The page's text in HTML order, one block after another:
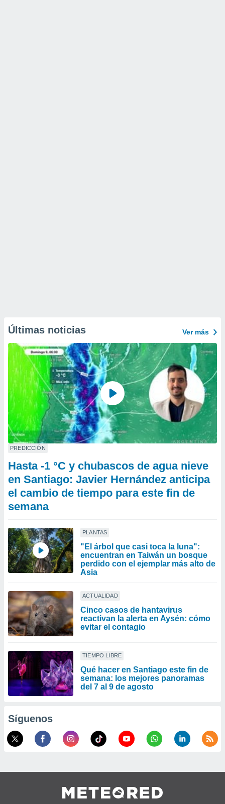
Últimas noticias Ver más
PREDICCIÓN
Hasta -1 °C y chubascos de agua nieve
en Santiago: Javier Hernández anticipa
el cambio de tiempo para este fin de
semana
PLANTAS
"El árbol que casi toca la luna":
encuentran en Taiwán un bosque
perdido con el ejemplar más alto de
Asia
ACTUALIDAD
Cinco casos de hantavirus
reactivan la alerta en Aysén: cómo
evitar el contagio
TIEMPO LIBRE
Qué hacer en Santiago este fin de
semana: los mejores panoramas
del 7 al 9 de agosto
Síguenos